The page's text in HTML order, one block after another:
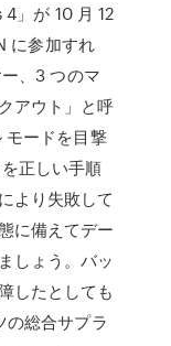
」が 10 月 12
に参加すれ
、3 つのマ
アウト」と呼
モードを目撃
正しい手順
より失敗して
に備えてデー
しょう。バッ
したとしても
の総合サプラ